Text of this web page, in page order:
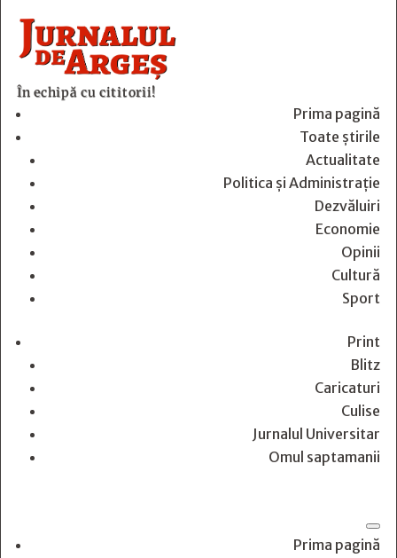
În echipă cu cititorii!
Prima pagină
Toate știrile
Actualitate
Politica și Administrație
Dezvăluiri
Economie
Opinii
Cultură
Sport
Print
Blitz
Caricaturi
Culise
Jurnalul Universitar
Omul saptamanii
Prima pagină